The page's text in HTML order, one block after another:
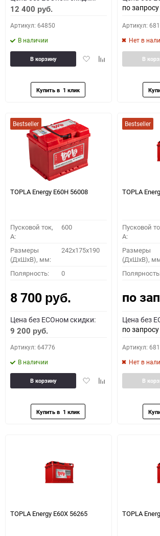
12 400 руб.
Артикул: 64850
В наличии
ДобавитьДобавить
В корзину
по запросу
Артикул:
Нет в
В
Bestseller
TOPLA Energy E60H 56008
Пусковой ток,
A:
600
Размеры
(ДхШхВ), мм:
242x175x190
Полярность: 0
8 700 руб.
Цена без ECOном скидки:
9 200 руб.
Артикул: 64776
В наличии
ДобавитьДобавить
В корзину
Bestseller
TOPLA
Пусковой
A:
Размеры
(ДхШхВ),
по
Цена без
по запросу
Артикул:
Нет в
В
TOPLA Energy E60X 56265 TOPLA